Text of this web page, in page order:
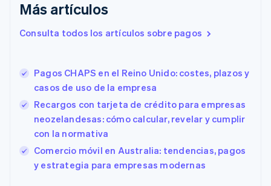
Más artículos
Consulta todos los artículos sobre pagos
Pagos CHAPS en el Reino Unido: costes, plazos y
casos de uso de la empresa
Recargos con tarjeta de crédito para empresas
neozelandesas: cómo calcular, revelar y cumplir
con la normativa
Comercio móvil en Australia: tendencias, pagos
y estrategia para empresas modernas
Emiratos Árabes Unidos
Eslovaquia
English Italiano
España
Estados Unidos
English Español简体中文
Estonia
Finlandia
EnglishSvenska